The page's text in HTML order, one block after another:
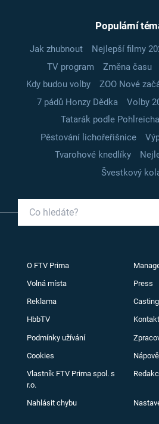
Populární
Jak zhubnout Nejlepší filmy
TV program
Změna času
Kdy budou volby
ZOO Nové
7 pádů Honzy Dědka
Volby
Tatarák podle Pohlreicha
Pěstování lichořeřišnice
Tvarohové knedlíky
Švestkový
O FTV Prima
Volná místa Press
Reklama
HbbTV
Podmínky užívání
Cookies
Vlastník FTV Prima spol. s
r.o.
Nahlásit chybu